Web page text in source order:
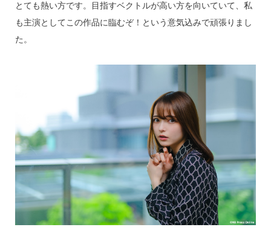
とても熱い方です。目指すベクトルが高い方を向いていて、私
も主演としてこの作品に臨むぞ！という意気込みで頑張りまし
た。